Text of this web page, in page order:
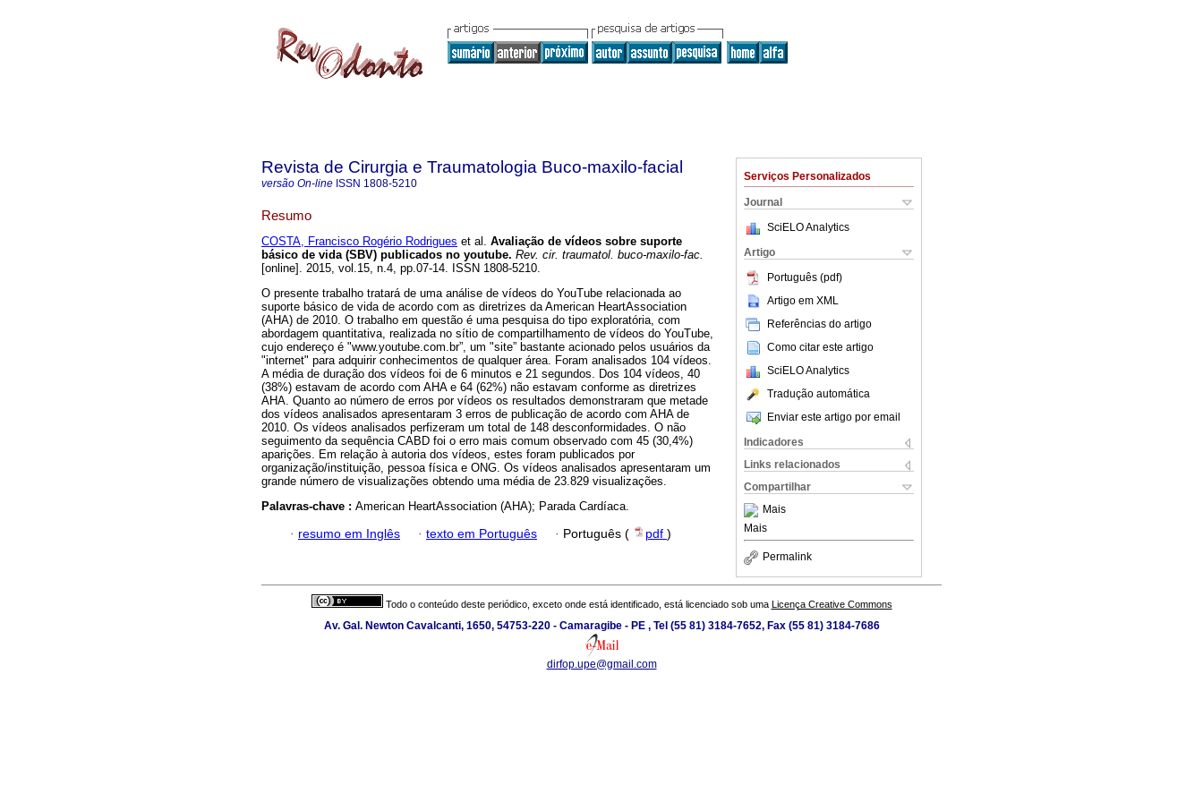
Serviços Personalizados
Journal
SciELO Analytics
Artigo
Português (pdf)
Artigo em XML
Referências do artigo
Como citar este artigo
SciELO Analytics
Tradução automática
Enviar este artigo por email
Indicadores
Links relacionados
Compartilhar
Mais
Mais
Permalink
Revista de Cirurgia e Traumatologia Buco-maxilo-facial
versão On-line ISSN 1808-5210
Resumo
COSTA, Francisco Rogério Rodrigues et al. Avaliação de vídeos sobre suporte
básico de vida (SBV) publicados no youtube. Rev. cir. traumatol. buco-maxilo-fac.
[online]. 2015, vol.15, n.4, pp.07-14. ISSN 1808-5210.
O presente trabalho tratará de uma análise de vídeos do YouTube relacionada ao
suporte básico de vida de acordo com as diretrizes da American HeartAssociation
(AHA) de 2010. O trabalho em questão é uma pesquisa do tipo exploratória, com
abordagem quantitativa, realizada no sítio de compartilhamento de vídeos do YouTube,
cujo endereço é "www.youtube.com.br”, um "site” bastante acionado pelos usuários da
"internet" para adquirir conhecimentos de qualquer área. Foram analisados 104 vídeos.
A média de duração dos vídeos foi de 6 minutos e 21 segundos. Dos 104 vídeos, 40
(38%) estavam de acordo com AHA e 64 (62%) não estavam conforme as diretrizes
AHA. Quanto ao número de erros por vídeos os resultados demonstraram que metade
dos vídeos analisados apresentaram 3 erros de publicação de acordo com AHA de
2010. Os vídeos analisados perfizeram um total de 148 desconformidades. O não
seguimento da sequência CABD foi o erro mais comum observado com 45 (30,4%)
aparições. Em relação à autoria dos vídeos, estes foram publicados por
organização/instituição, pessoa física e ONG. Os vídeos analisados apresentaram um
grande número de visualizações obtendo uma média de 23.829 visualizações.
Palavras-chave : American HeartAssociation (AHA); Parada Cardíaca.
· resumo em Inglês · texto em Português · Português ( pdf )
Todo o conteúdo deste periódico, exceto onde está identificado, está licenciado sob uma Licença Creative Commons
Av. Gal. Newton Cavalcanti, 1650, 54753-220 - Camaragibe - PE , Tel (55 81) 3184-7652, Fax (55 81) 3184-7686
dirfop.upe@gmail.com